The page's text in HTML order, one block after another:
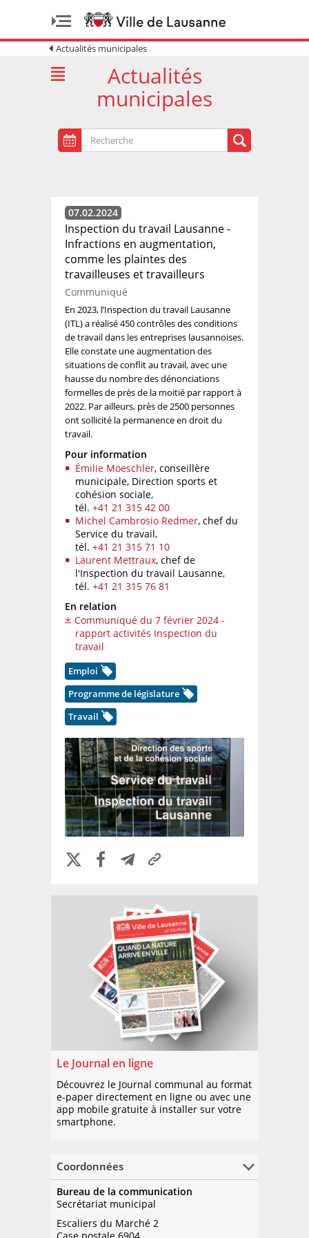
Actualités municipales
Actualités
municipales
07.02.2024
Inspection du travail Lausanne -
Infractions en augmentation,
comme les plaintes des
travailleuses et travailleurs
Communiqué
En 2023, l’Inspection du travail Lausanne
(ITL) a réalisé 450 contrôles des conditions
de travail dans les entreprises lausannoises.
Elle constate une augmentation des
situations de conflit au travail, avec une
hausse du nombre des dénonciations
formelles de près de la moitié par rapport à
2022. Par ailleurs, près de 2500 personnes
ont sollicité la permanence en droit du
travail.
Pour information
Émilie Moeschler, conseillère
municipale, Direction sports et
cohésion sociale,
tél. +41 21 315 42 00
Michel Cambrosio Redmer, chef du
Service du travail,
tél. +41 21 315 71 10
Laurent Mettraux, chef de
l'Inspection du travail Lausanne,
tél. +41 21 315 76 81
En relation
Communiqué du 7 février 2024 -
rapport activités Inspection du
travail
Emploi
Programme de législature
Travail
Le Journal en ligne
Découvrez le Journal communal au format
e-paper directement en ligne ou avec une
app mobile gratuite à installer sur votre
smartphone.
Coordonnées
Bureau de la communication
Secrétariat municipal
Escaliers du Marché 2